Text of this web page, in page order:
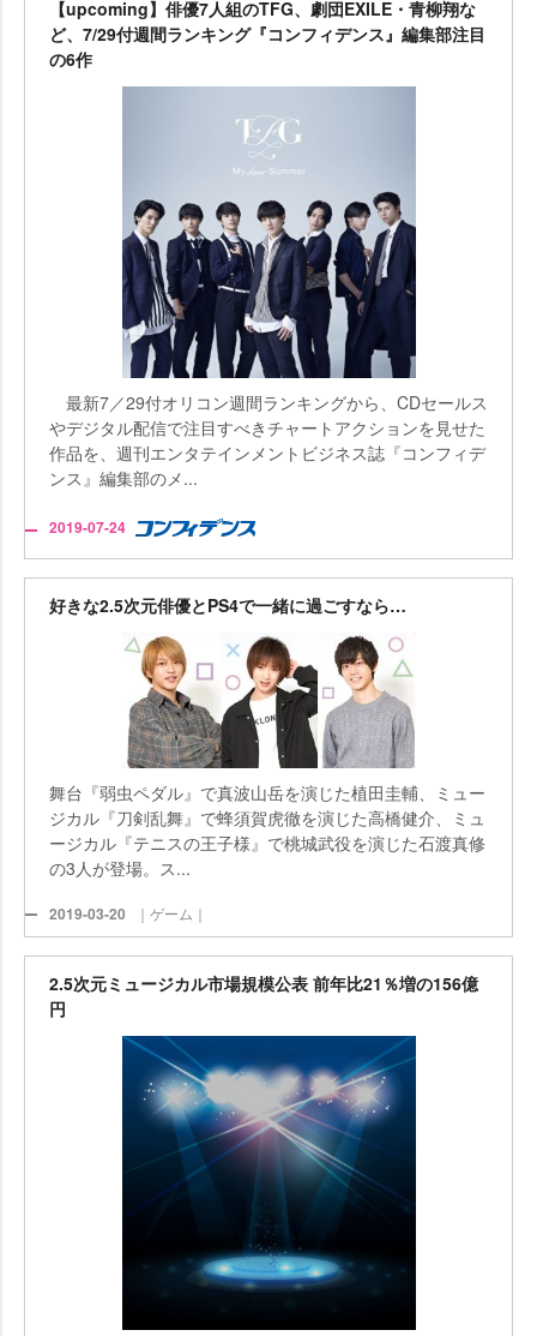
【upcoming】俳優7人組のTFG、劇団EXILE・青柳翔な
ど、7/29付週間ランキング『コンフィデンス』編集部注目
の6作
最新7／29付オリコン週間ランキングから、CDセールス
デジタル配信で注目すべきチャートアクションを見せた
作品を、週刊エンタテインメントビジネス誌『コンフィデ
ンス』編集部のメ...
2019-07-24
好きな2.5次元俳優とPS4で一緒に過ごすなら…
舞台『弱虫ペダル』で真波山岳を演じた植田圭輔、ミュー
ジカル『刀剣乱舞』で蜂須賀虎徹を演じた高橋健介、ミュ
ージカル『テニスの王子様』で桃城武役を演じた石渡真修
の3人が登場。ス...
2019-03-20 ｜ゲーム｜
2.5次元ミュージカル市場規模公表 前年比21％増の156億
円